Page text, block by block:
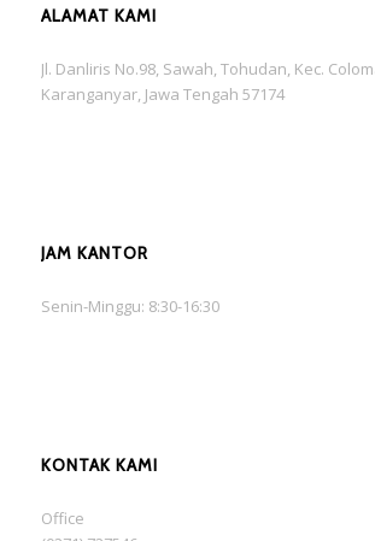
ALAMAT KAMI
Jl. Danliris No.98, Sawah, Tohudan, Kec.
Karanganyar, Jawa Tengah 57174
JAM KANTOR
Senin-Minggu: 8:30-16:30
KONTAK KAMI
Office